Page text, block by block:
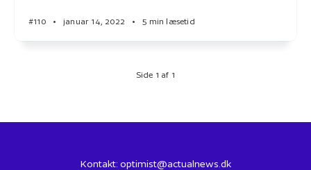
#110 • januar 14, 2022 • 5 min læsetid
Side 1 af 1
Kontakt: optimist@actualnews.dk